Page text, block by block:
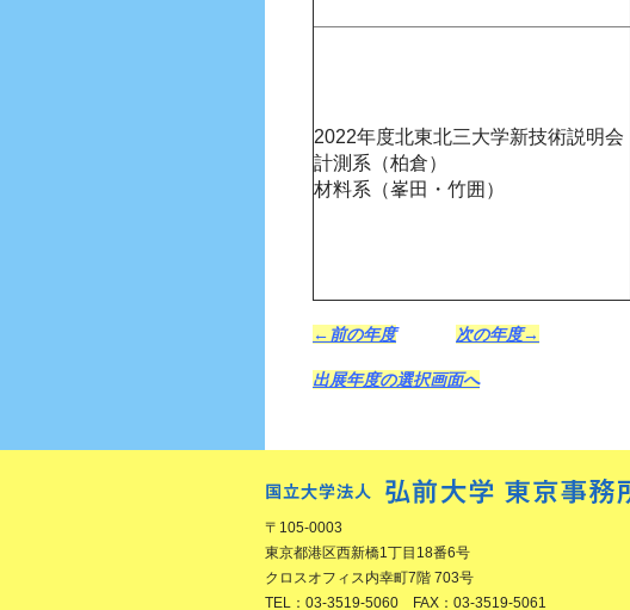
2022年度北東北三大学新技術説明会
計測系（柏倉）
材料系（峯田・竹囲）
←前の年度 次の年度→
出展年度の選択画面へ
〒105-0003
東京都港区西新橋1丁目18番6号
クロスオフィス内幸町7階 703号
TEL：03-3519-5060 FAX：03-3519-5061